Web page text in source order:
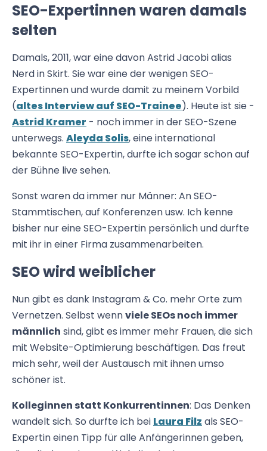
SEO-Expertinnen waren damals
selten
Damals, 2011, war eine davon Astrid Jacobi alias
Nerd in Skirt. Sie war eine der wenigen SEO-
Expertinnen und wurde damit zu meinem Vorbild
(altes Interview auf SEO-Trainee). Heute ist sie -
Astrid Kramer - noch immer in der SEO-Szene
unterwegs. Aleyda Solis, eine international
bekannte SEO-Expertin, durfte ich sogar schon auf
der Bühne live sehen.
Sonst waren da immer nur Männer: An SEO-
Stammtischen, auf Konferenzen usw. Ich kenne
bisher nur eine SEO-Expertin persönlich und durfte
mit ihr in einer Firma zusammenarbeiten.
SEO wird weiblicher
Nun gibt es dank Instagram & Co. mehr Orte zum
Vernetzen. Selbst wennviele SEOs noch immer
männlich sind, gibt es immer mehr Frauen, die sich
mit Website-Optimierung beschäftigen. Das freut
mich sehr, weil der Austausch mit ihnen umso
schöner ist.
Kolleginnen statt Konkurrentinnen: Das Denken
wandelt sich. So durfte ich bei Laura Filz als SEO-
Expertin einen Tipp für alle Anfängerinnen geben,